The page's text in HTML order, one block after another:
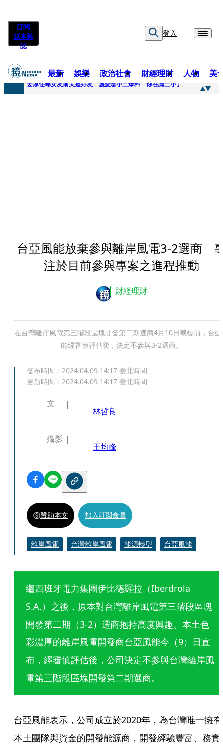
訂閱
紙本雜
誌
登入
最新 娛樂 政治社會 財經理財 人物 美
快訊
姜厚任曝女友前夫是好友 護愛嗆小三爆料「你在講三小」
台亞風能放棄參與離岸風電3-2選商
注於目前參與專案之進程推動
財經理財
在台灣離岸風電第三階段區塊開發第二期選商4月10日截標前，台
能經審慎評估後，決定不參與3-2選商。
發布時間： 2024.04.09 14:17 臺北時間
更新時間： 2024.04.09 14:17 臺北時間
文
林哲良
攝影
王均峰
贊助本文 加入訂閱會員
離岸風電 台灣離岸風電 能源轉型 台亞風能
繼西班牙電力集團伊比德羅拉（Iberdrola
S.A.）之後，原本對台灣離岸風電第三階段區塊
開發第二期（3-2）選商抱持高度興趣、本土色
彩濃厚的離岸風電開發商台亞風能今（9）日宣
布，經審慎評估後，公司決定不參與台灣離岸風
電第三階段區塊開發第二期選商。
台亞風能表示，公司成立於2020年，為台灣唯一擁有
本土團隊與資金的開發能源商，開發經驗豐富、務實